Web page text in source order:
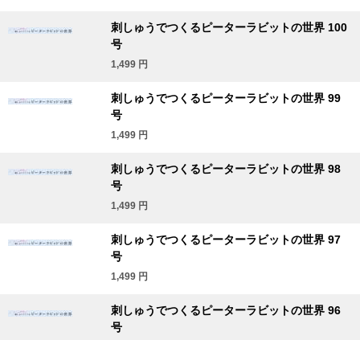
刺しゅうでつくるピーターラビットの世界 100
号
1,499 円
刺しゅうでつくるピーターラビットの世界 99
号
1,499 円
刺しゅうでつくるピーターラビットの世界 98
号
1,499 円
刺しゅうでつくるピーターラビットの世界 97
号
1,499 円
刺しゅうでつくるピーターラビットの世界 96
号